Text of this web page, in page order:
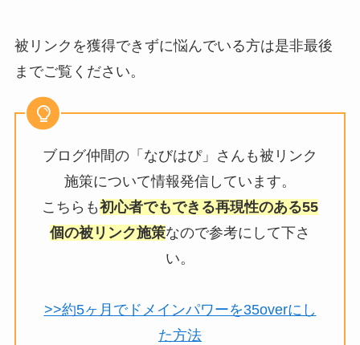
被リンクを獲得できずに悩んでいる方は是非最後
までご覧ください。
ブログ仲間の「なびはぴ」さんも被リンク
施策について情報発信しています。
こちらも初心者でもできる再現性のある55
個の被リンク施策なので参考にして下さ
い。
>>約5ヶ月でドメインパワーを35overにし
た方法